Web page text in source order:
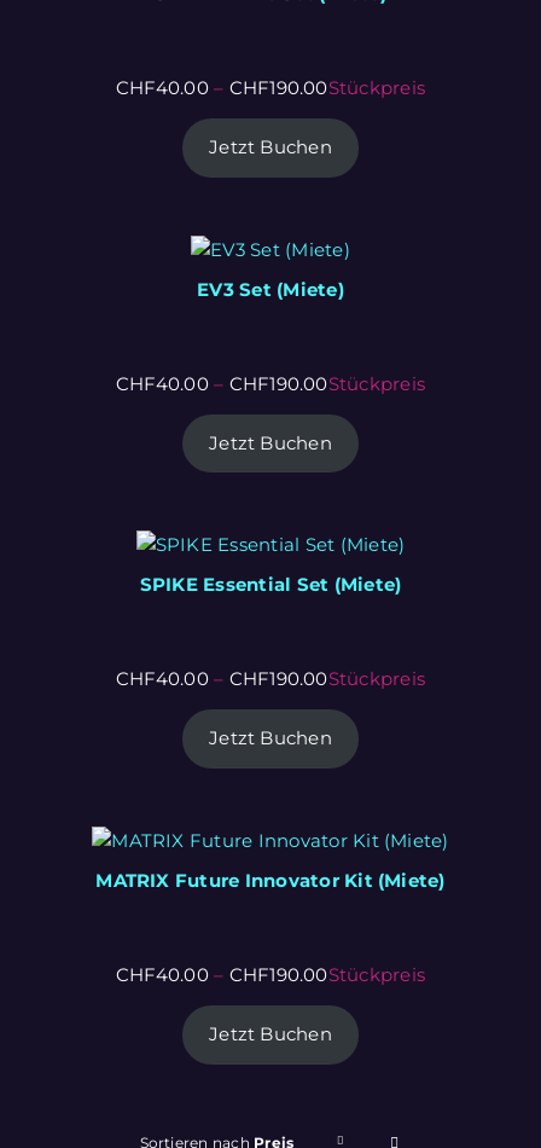
CHF40.00– CHF190.00Stückpreis
Jetzt Buchen
EV3 Set (Miete)
CHF40.00– CHF190.00Stückpreis
Jetzt Buchen
SPIKE Essential Set (Miete)
CHF40.00– CHF190.00Stückpreis
Jetzt Buchen
MATRIX Future Innovator Kit (Miete)
CHF40.00– CHF190.00Stückpreis
Jetzt Buchen
Sortieren nach Preis